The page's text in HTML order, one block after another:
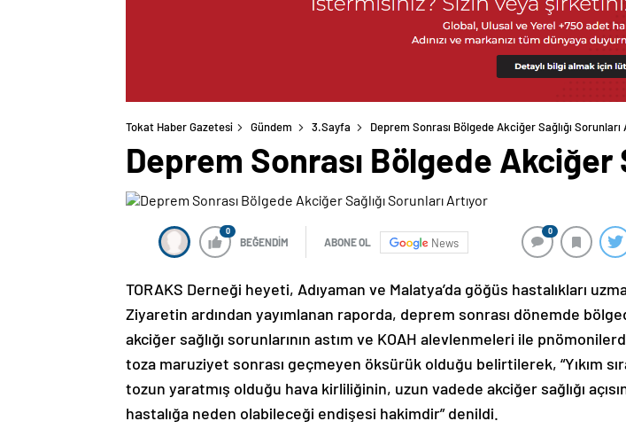
Tokat Haber Gazetesi Gündem 3.Sayfa Deprem Sonrası Bölgede Akciğer Sağlığı Sorunları
Deprem Sonrası Bölgede Akciğer
0
BEĞENDİM ABONE OL News
0
TORAKS Derneği heyeti, Adıyaman ve Malatya’da göğüs hastalıkları
Ziyaretin ardından yayımlanan raporda, deprem sonrası dönemde
akciğer sağlığı sorunlarının astım ve KOAH alevlenmeleri ile
toza maruziyet sonrası geçmeyen öksürük olduğu belirtilerek, “Yıkım
tozun yaratmış olduğu hava kirliliğinin, uzun vadede akciğer sağlığı
hastalığa neden olabileceği endişesi hakimdir” denildi.